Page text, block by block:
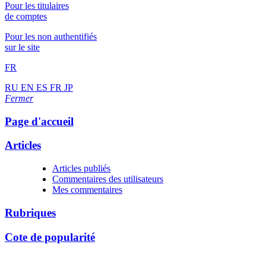
Pour les titulaires
de comptes
Pour les non authentifiés
sur le site
FR
RU EN ES FR JP
Fermer
Page d'accueil
Articles
Articles publiés
Commentaires des utilisateurs
Mes commentaires
Rubriques
Cote de popularité